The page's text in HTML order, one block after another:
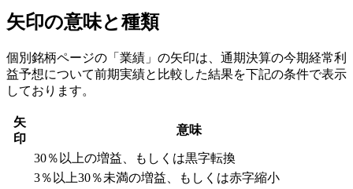
矢印の意味と種類
個別銘柄ページの「業績」の矢印は、通期決算の今期経常利
益予想について前期実績と比較した結果を下記の条件で表示
しております。
矢
印
意味
30％以上の増益、もしくは黒字転換
3％以上30％未満の増益、もしくは赤字縮小